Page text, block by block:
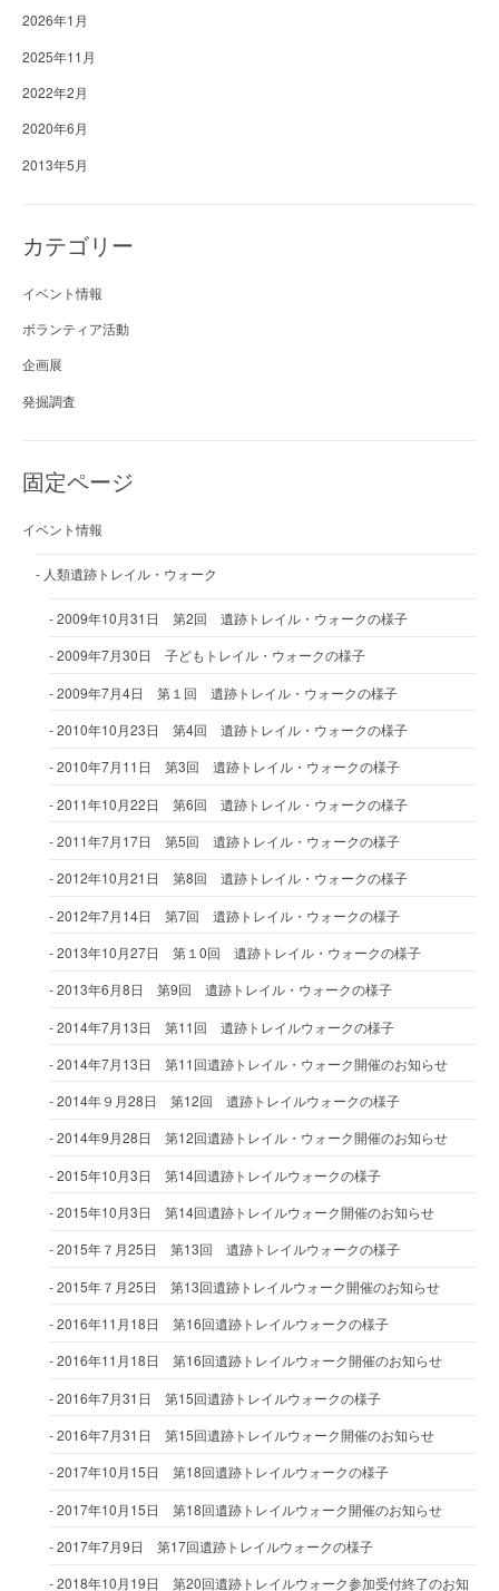
2026年1月
2025年11月
2022年2月
2020年6月
2013年5月
カテゴリー
イベント情報
ボランティア活動
企画展
発掘調査
固定ページ
イベント情報
人類遺跡トレイル・ウォーク
2009年10月31日 第2回 遺跡トレイル・ウォークの様子
2009年7月30日 子どもトレイル・ウォークの様子
2009年7月4日 第１回 遺跡トレイル・ウォークの様子
2010年10月23日 第4回 遺跡トレイル・ウォークの様子
2010年7月11日 第3回 遺跡トレイル・ウォークの様子
2011年10月22日 第6回 遺跡トレイル・ウォークの様子
2011年7月17日 第5回 遺跡トレイル・ウォークの様子
2012年10月21日 第8回 遺跡トレイル・ウォークの様子
2012年7月14日 第7回 遺跡トレイル・ウォークの様子
2013年10月27日 第１0回 遺跡トレイル・ウォークの様子
2013年6月8日 第9回 遺跡トレイル・ウォークの様子
2014年7月13日 第11回 遺跡トレイルウォークの様子
2014年7月13日 第11回遺跡トレイル・ウォーク開催のお知らせ
2014年９月28日 第12回 遺跡トレイルウォークの様子
2014年9月28日 第12回遺跡トレイル・ウォーク開催のお知らせ
2015年10月3日 第14回遺跡トレイルウォークの様子
2015年10月3日 第14回遺跡トレイルウォーク開催のお知らせ
2015年７月25日 第13回 遺跡トレイルウォークの様子
2015年７月25日 第13回遺跡トレイルウォーク開催のお知らせ
2016年11月18日 第16回遺跡トレイルウォークの様子
2016年11月18日 第16回遺跡トレイルウォーク開催のお知らせ
2016年7月31日 第15回遺跡トレイルウォークの様子
2016年7月31日 第15回遺跡トレイルウォーク開催のお知らせ
2017年10月15日 第18回遺跡トレイルウォークの様子
2017年10月15日 第18回遺跡トレイルウォーク開催のお知らせ
2017年7月9日 第17回遺跡トレイルウォークの様子
2018年10月19日 第20回遺跡トレイルウォーク参加受付終了のお知